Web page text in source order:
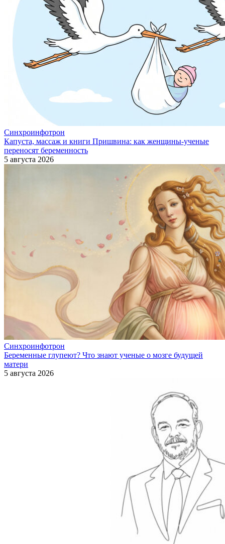
Синхроинфотрон
Капуста, массаж и книги Пришвина: как женщины-ученые
переносят беременность
5 августа 2026
Синхроинфотрон
Беременные глупеют? Что знают ученые о мозге будущей
матери
5 августа 2026